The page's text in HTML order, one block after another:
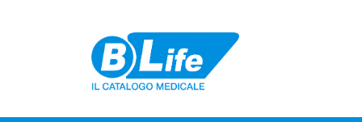
Vai al contenuto principale